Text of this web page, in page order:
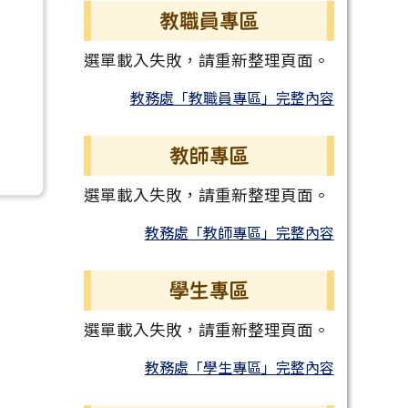
教職員專區
選單載入失敗，請重新整理頁面。
教務處「教職員專區」完整內容
教師專區
選單載入失敗，請重新整理頁面。
教務處「教師專區」完整內容
學生專區
選單載入失敗，請重新整理頁面。
教務處「學生專區」完整內容